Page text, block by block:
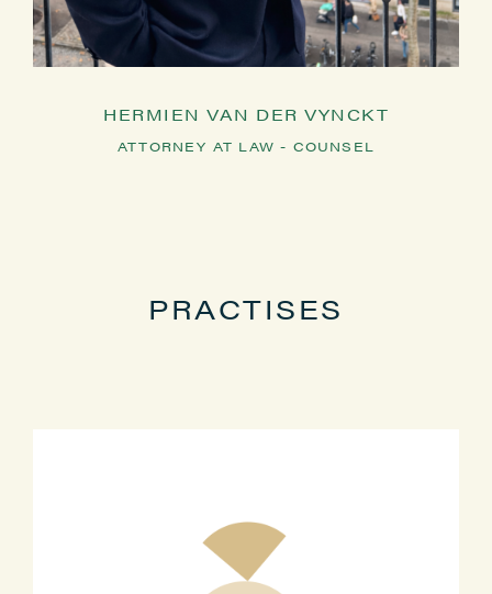
HERMIEN VAN DER VYNCKT
ATTORNEY AT LAW - COUNSEL
PRACTISES